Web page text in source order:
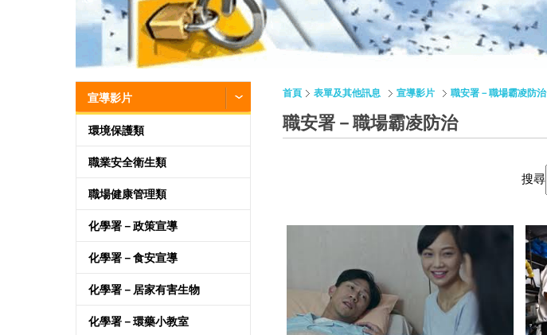
宣導影片
環境保護類
職業安全衛生類
職場健康管理類
化學署－政策宣導
化學署－食安宣導
化學署－居家有害生物
化學署－環藥小教室
首頁 表單及其他訊息 宣導影片 職安署－職場霸凌防治
職安署－職場霸凌防治
搜尋